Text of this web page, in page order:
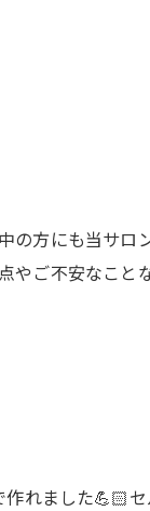
の方にも当サロ
やご不安なこと
れました💪🏻